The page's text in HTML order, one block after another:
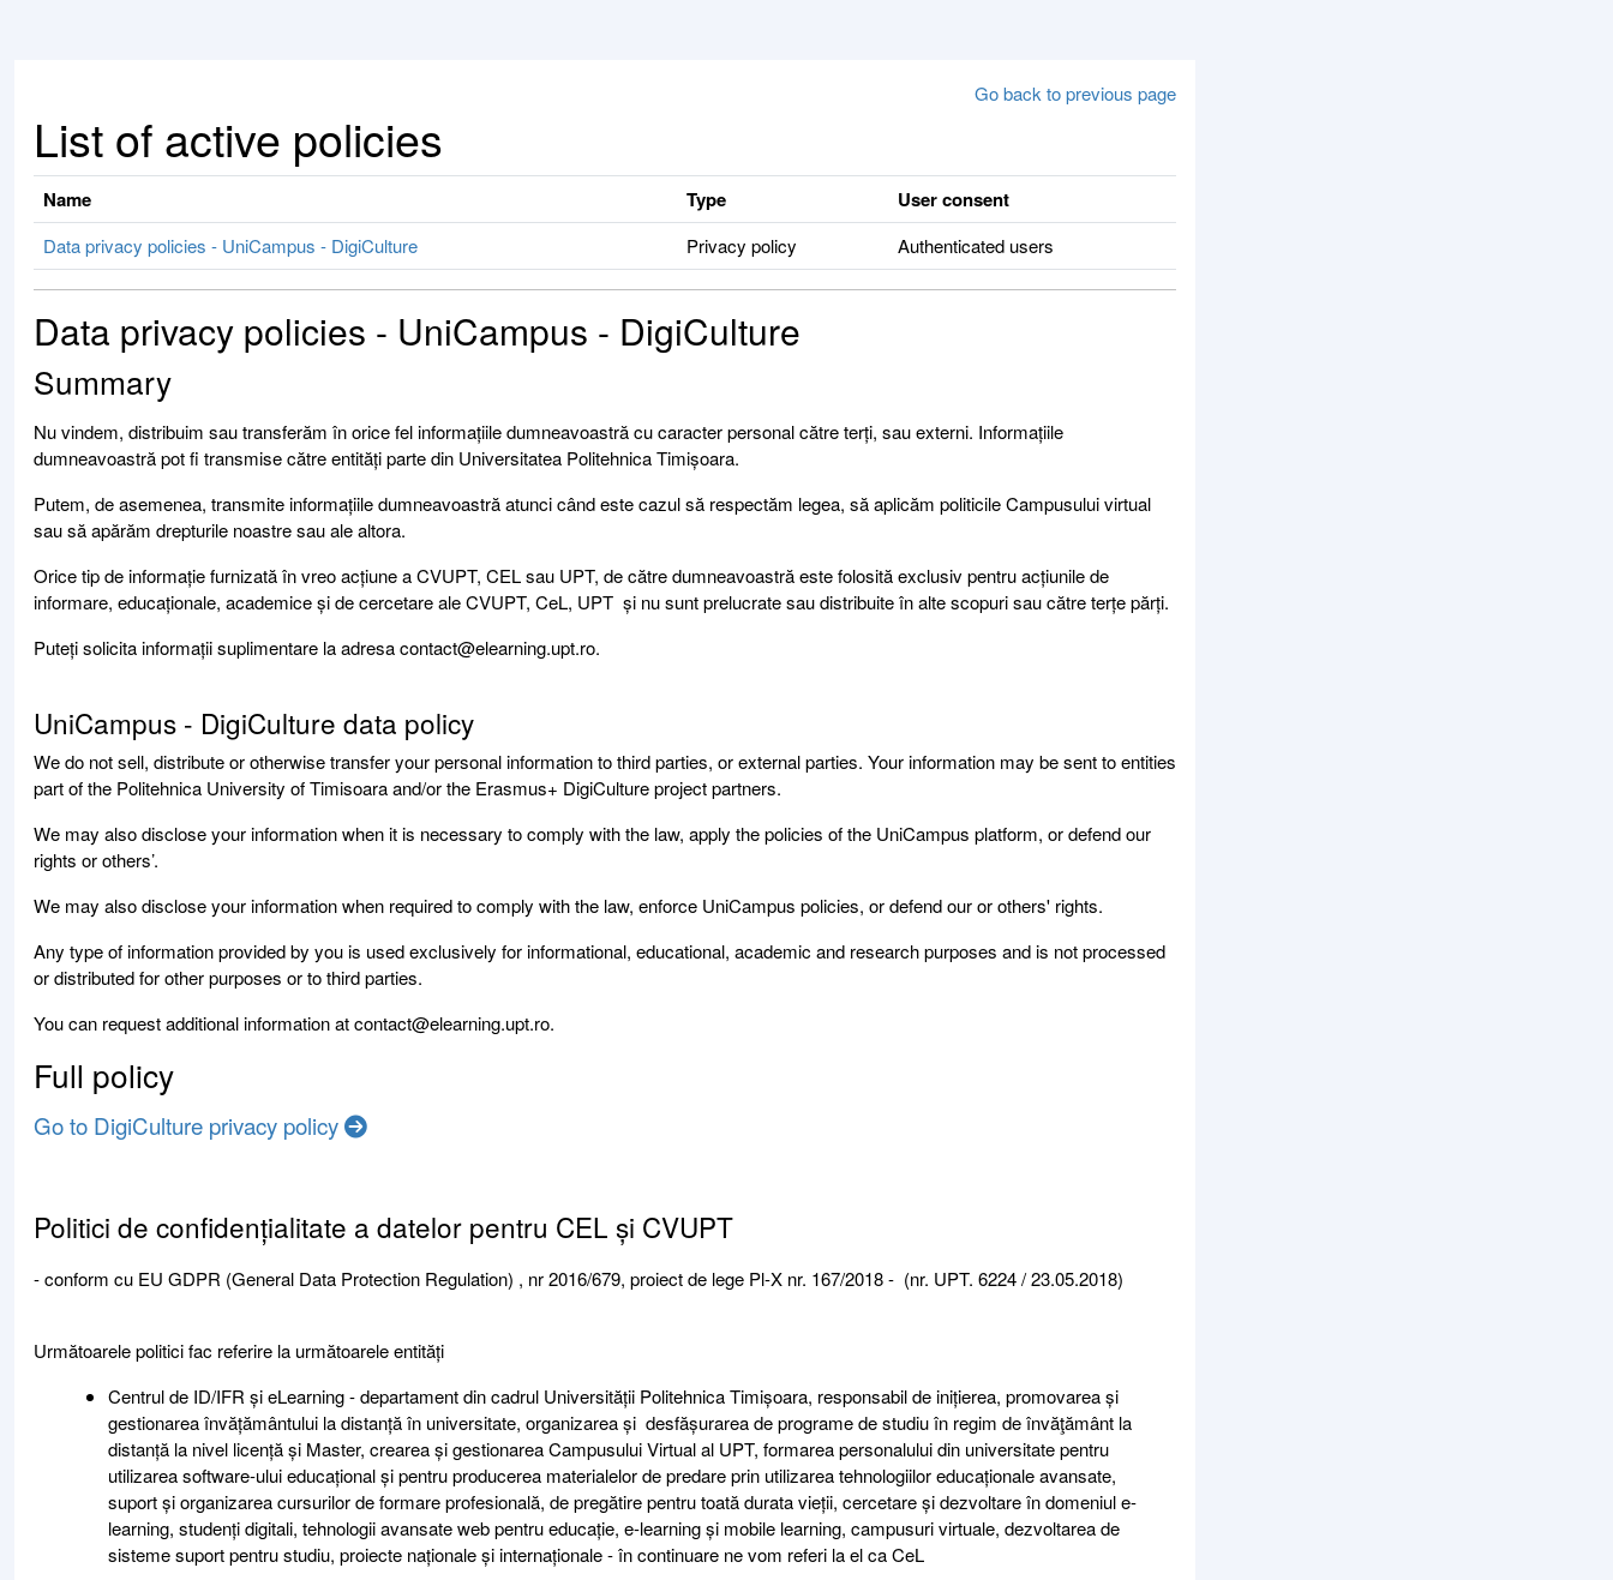
Go back to previous page
List of active policies
Name Type User consent
Data privacy policies - UniCampus - DigiCulture Privacy policy Authenticated users
Data privacy policies - UniCampus - DigiCulture
Summary
Nu vindem, distribuim sau transferăm în orice fel informațiile dumneavoastră cu caracter personal către terți, sau externi. Informațiile
dumneavoastră pot fi transmise către entități parte din Universitatea Politehnica Timișoara.
Putem, de asemenea, transmite informațiile dumneavoastră atunci când este cazul să respectăm legea, să aplicăm politicile Campusului virtual
sau să apărăm drepturile noastre sau ale altora.
Orice tip de informație furnizată în vreo acțiune a CVUPT, CEL sau UPT, de către dumneavoastră este folosită exclusiv pentru acțiunile de
informare, educaționale, academice și de cercetare ale CVUPT, CeL, UPT și nu sunt prelucrate sau distribuite în alte scopuri sau către terțe părți.
Puteți solicita informații suplimentare la adresa contact@elearning.upt.ro.
UniCampus - DigiCulture data policy
We do not sell, distribute or otherwise transfer your personal information to third parties, or external parties. Your information may be sent to entities
part of the Politehnica University of Timisoara and/or the Erasmus+ DigiCulture project partners.
We may also disclose your information when it is necessary to comply with the law, apply the policies of the UniCampus platform, or defend our
rights or others’.
We may also disclose your information when required to comply with the law, enforce UniCampus policies, or defend our or others' rights.
Any type of information provided by you is used exclusively for informational, educational, academic and research purposes and is not processed
or distributed for other purposes or to third parties.
You can request additional information at contact@elearning.upt.ro.
Full policy
Go to DigiCulture privacy policy
Politici de confidențialitate a datelor pentru CEL și CVUPT
- conform cu EU GDPR (General Data Protection Regulation) , nr 2016/679, proiect de lege Pl-X nr. 167/2018 - (nr. UPT. 6224 / 23.05.2018)
Următoarele politici fac referire la următoarele entități
Centrul de ID/IFR și eLearning - departament din cadrul Universității Politehnica Timișoara, responsabil de inițierea, promovarea și
gestionarea învățământului la distanță în universitate, organizarea și desfășurarea de programe de studiu în regim de învăţământ la
distanță la nivel licență și Master, crearea și gestionarea Campusului Virtual al UPT, formarea personalului din universitate pentru
utilizarea software-ului educațional și pentru producerea materialelor de predare prin utilizarea tehnologiilor educaționale avansate,
suport și organizarea cursurilor de formare profesională, de pregătire pentru toată durata vieții, cercetare și dezvoltare în domeniul e-
learning, studenți digitali, tehnologii avansate web pentru educație, e-learning și mobile learning, campusuri virtuale, dezvoltarea de
sisteme suport pentru studiu, proiecte naționale și internaționale - în continuare ne vom referi la el ca CeL